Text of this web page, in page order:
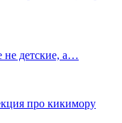
детские, а…
про кикимору